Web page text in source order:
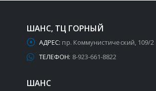
ШАНС, ТЦ ГОРНЫЙ
АДРЕС: пр. Коммунистический, 109/2
ТЕЛЕФОН: 8-923-661-8822
ШАНС